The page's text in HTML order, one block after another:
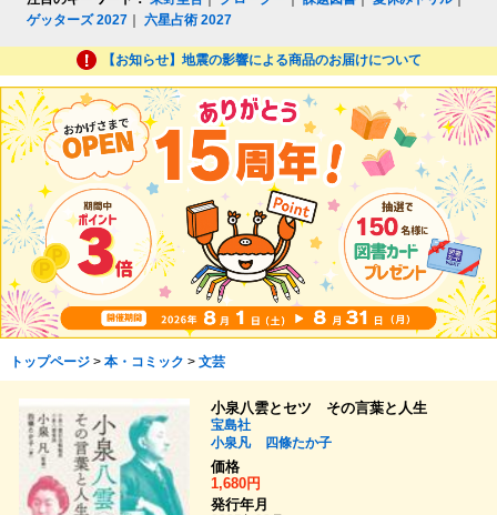
ゲッターズ 2027 ｜六星占術 2027
【お知らせ】地震の影響による商品のお届けについて
トップページ> 本・コミック > 文芸
小泉八雲とセツ その言葉と人生
宝島社
小泉凡
四條たか子
価格
1,680円
発行年月